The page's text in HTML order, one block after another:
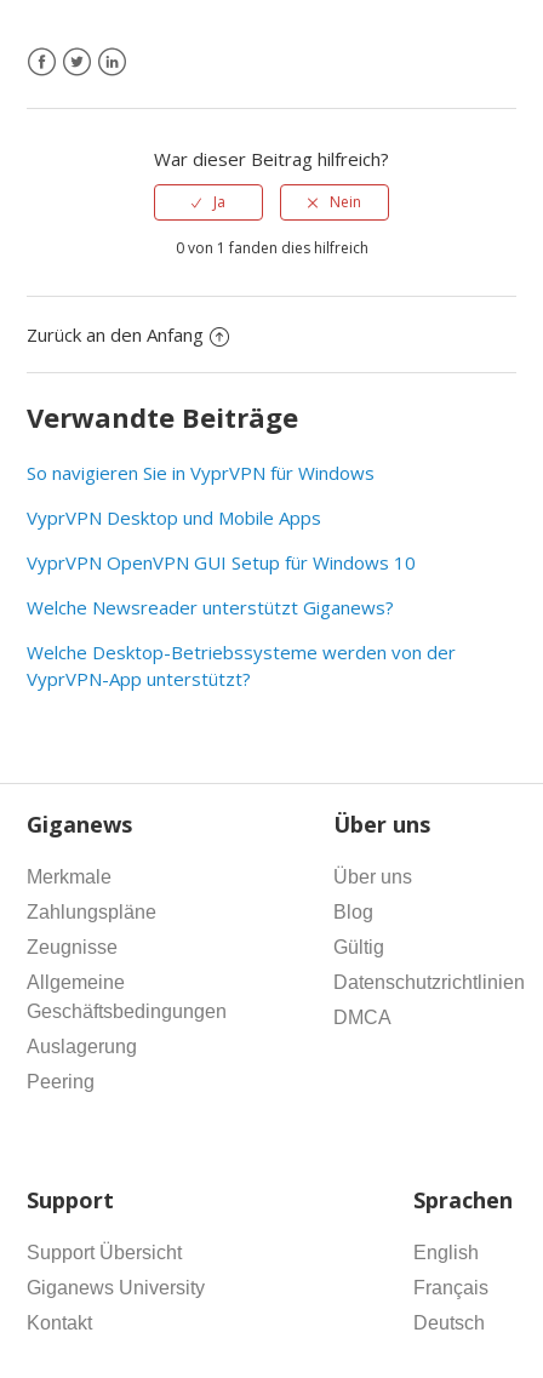
War dieser Beitrag hilfreich?
Ja Nein
0 von 1 fanden dies hilfreich
Zurück an den Anfang
Verwandte Beiträge
So navigieren Sie in VyprVPN für Windows
VyprVPN Desktop und Mobile Apps
VyprVPN OpenVPN GUI Setup für Windows 10
Welche Newsreader unterstützt Giganews?
Welche Desktop-Betriebssysteme werden von der
VyprVPN-App unterstützt?
Giganews
Merkmale
Zahlungspläne
Zeugnisse
Allgemeine
Geschäftsbedingungen
Auslagerung
Peering
Über uns
Über uns
Blog
Gültig
Datenschutzrichtlinien
DMCA
Support
Support Übersicht
Giganews University
Kontakt
Sprachen
English
Français
Deutsch